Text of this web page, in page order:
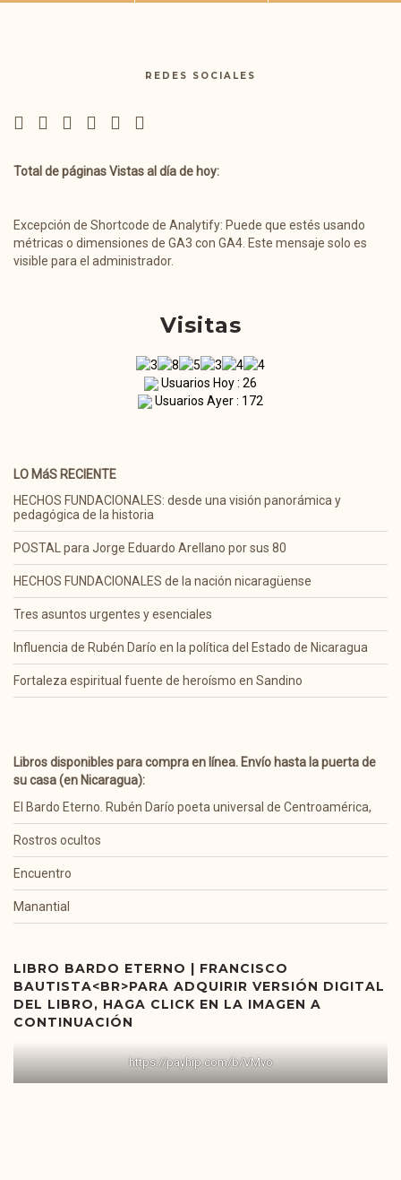
REDES SOCIALES
Total de páginas Vistas al día de hoy:
Excepción de Shortcode de Analytify: Puede que estés usando
métricas o dimensiones de GA3 con GA4. Este mensaje solo es
visible para el administrador.
Visitas
Usuarios Hoy : 26
Usuarios Ayer : 172
LO MáS RECIENTE
HECHOS FUNDACIONALES: desde una visión panorámica y
pedagógica de la historia
POSTAL para Jorge Eduardo Arellano por sus 80
HECHOS FUNDACIONALES de la nación nicaragüense
Tres asuntos urgentes y esenciales
Influencia de Rubén Darío en la política del Estado de Nicaragua
Fortaleza espiritual fuente de heroísmo en Sandino
Libros disponibles para compra en línea. Envío hasta la puerta de
su casa (en Nicaragua):
El Bardo Eterno. Rubén Darío poeta universal de Centroamérica,
Rostros ocultos
Encuentro
Manantial
LIBRO BARDO ETERNO | FRANCISCO
BAUTISTA<BR>PARA ADQUIRIR VERSIÓN DIGITAL
DEL LIBRO, HAGA CLICK EN LA IMAGEN A
CONTINUACIÓN
https://payhip.com/b/VMvo